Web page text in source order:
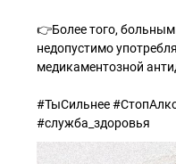
👉Более того, больным
недопустимо
медикаментозной
#ТыСильнее
#служба_здоровья